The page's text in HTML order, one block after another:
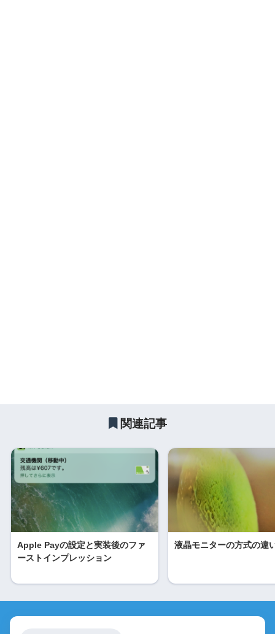
関連記事
Apple Payの設定と実装後のファ
ーストインプレッション
液晶モニターの方式の違